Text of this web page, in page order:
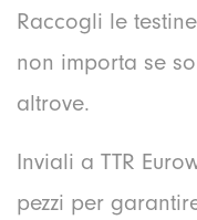
Raccogli le
non importa se
altrove.
Inviali a TTR
pezzi per